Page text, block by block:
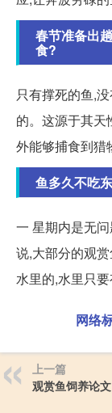
春节准备出
食?
只有撑死的鱼,
的。这源于其天
外能够捕食到猎
鱼多久不吃
一 星期内是无
说,大部分的观
水里的,水里只要
网络
上一篇
观赏鱼饲养论文